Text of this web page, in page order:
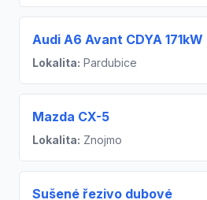
Audi A6 Avant CDYA 171kW
Lokalita: Pardubice
Mazda CX-5
Lokalita: Znojmo
Sušené řezivo dubové